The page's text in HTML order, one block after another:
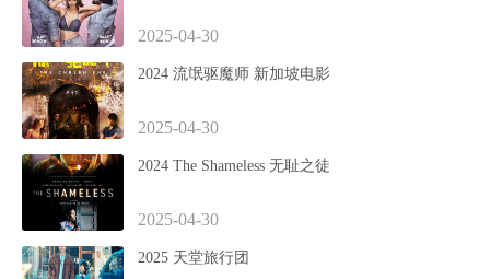
2025-04-30
2024 流氓驱魔师 新加坡电影
2025-04-30
2024 The Shameless 无耻之徒
2025-04-30
2025 天堂旅行团